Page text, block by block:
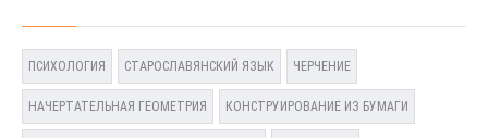
ПСИХОЛОГИЯ СТАРОСЛАВЯНСКИЙ ЯЗЫК ЧЕРЧЕНИЕ
НАЧЕРТАТЕЛЬНАЯ ГЕОМЕТРИЯ КОНСТРУИРОВАНИЕ ИЗ БУМАГИ